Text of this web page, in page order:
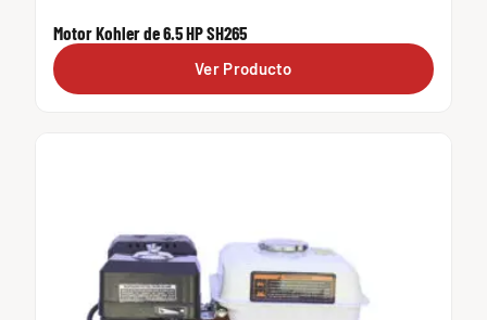
Motor Kohler de 6.5 HP SH265
Ver Producto